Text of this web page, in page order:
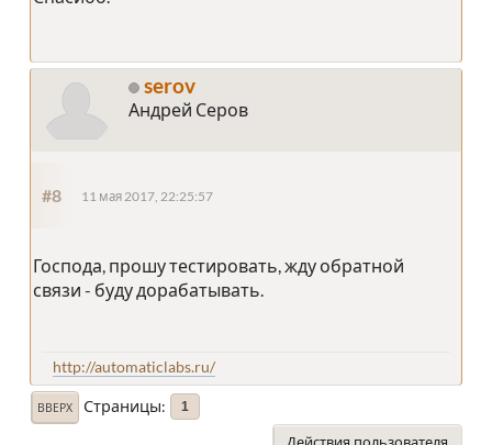
serov
Андрей Серов
#8 11 мая 2017, 22:25:57
Господа, прошу тестировать, жду обратной
связи - буду дорабатывать.
http://automaticlabs.ru/
ВВЕРХ Страницы 1